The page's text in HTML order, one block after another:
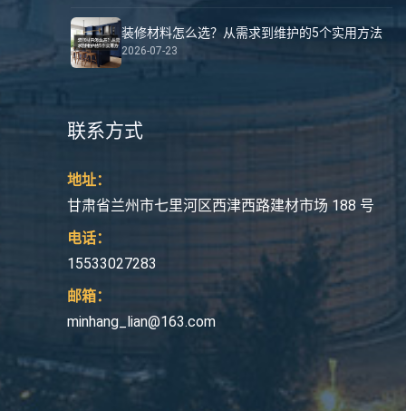
装修材料怎么选？从需求到维护的5个实用方法
2026-07-23
联系方式
地址：
甘肃省兰州市七里河区西津西路建材市场 188 号
电话：
15533027283
邮箱：
minhang_lian@163.com